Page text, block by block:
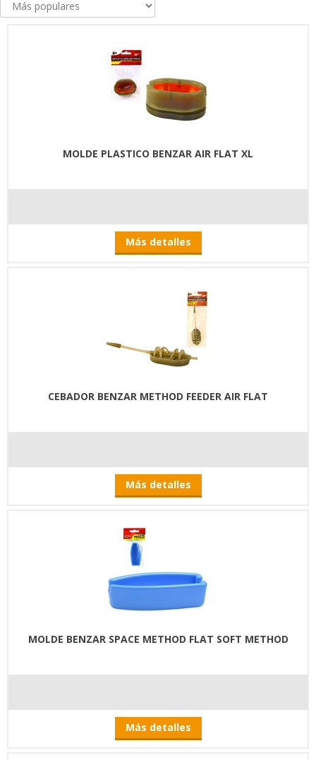
MOLDE PLASTICO BENZAR AIR FLAT XL
Más detalles
CEBADOR BENZAR METHOD FEEDER AIR FLAT
Más detalles
MOLDE BENZAR SPACE METHOD FLAT SOFT METHOD
Más detalles